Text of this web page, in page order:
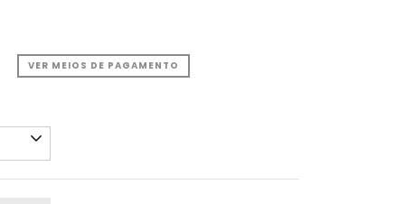
VER MEIOS DE PAGAMENTO